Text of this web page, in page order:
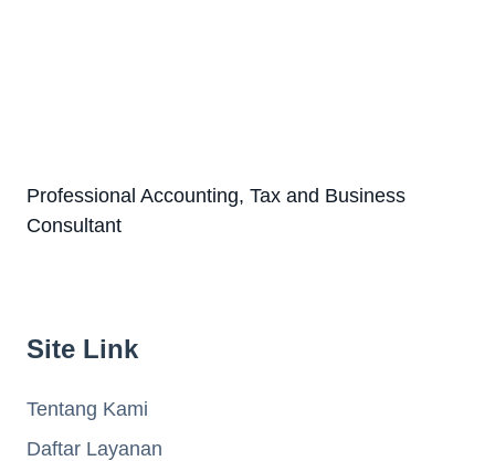
Professional Accounting, Tax and Business
Consultant
Site Link
Tentang Kami
Daftar Layanan